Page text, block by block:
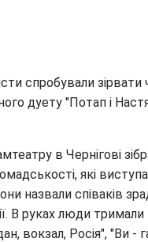
спробували зірвати
дуету "Потап і
в Чернігові
які
назвали співаків
В руках люди тримали
вокзал, Росія", "Ви -